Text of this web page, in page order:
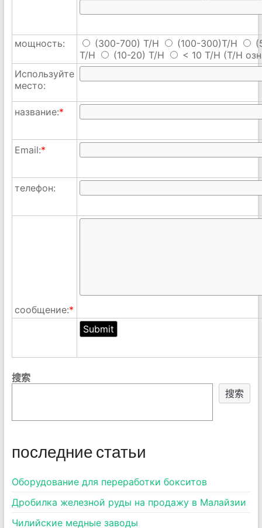
мощность: (300-700) T/H (100-300)T/H
T/H
(10-20) T/H < 10 T/H (T/H
Используйте
место:
название:*
Email:*
телефон:
сообщение:*
搜索
搜索
последние статьи
Оборудование для переработки бокситов
Дробилка железной руды на продажу в Малайзии
Чилийские медные заводы